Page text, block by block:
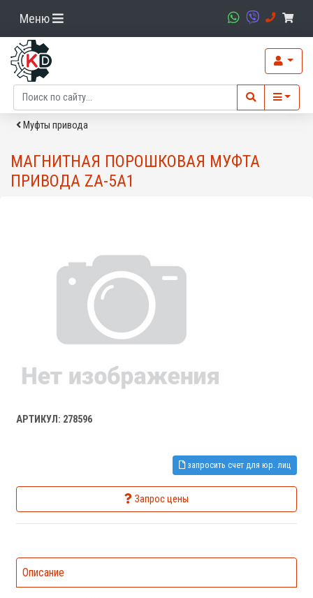
Меню
Муфты привода
МАГНИТНАЯ ПОРОШКОВАЯ МУФТА
ПРИВОДА ZA-5A1
АРТИКУЛ: 278596
запросить счет для юр. лиц
Запрос цены
Описание